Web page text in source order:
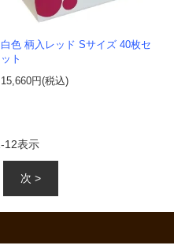
白色 柄入レッド Sサイズ 40枚セ
ット
15,660円(税込)
-12表示
次 >